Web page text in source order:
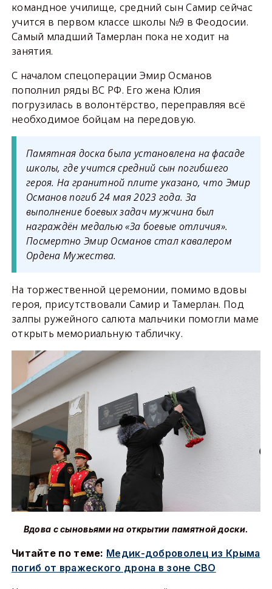
командное училище, средний сын Самир сейчас
учится в первом классе школы №9 в Феодосии.
Самый младший Тамерлан пока не ходит на
занятия.
С началом спецоперации Эмир Османов
пополнил ряды ВС РФ. Его жена Юлия
погрузилась в волонтёрство, переправляя всё
необходимое бойцам на передовую.
Памятная доска была установлена на фасаде
школы, где учится средний сын погибшего
героя. На гранитной плите указано, что Эмир
Османов погиб 24 мая 2023 года. За
выполнение боевых задач мужчина был
награждён медалью «За боевые отличия».
Посмертно Эмир Османов стал кавалером
Ордена Мужества.
На торжественной церемонии, помимо вдовы
героя, присутствовали Самир и Тамерлан. Под
залпы ружейного салюта мальчики помогли маме
открыть мемориальную табличку.
Вдова с сыновьями на открытии памятной доски.
Читайте по теме: Медик-доброволец из Крыма
погиб от вражеского дрона в зоне СВО